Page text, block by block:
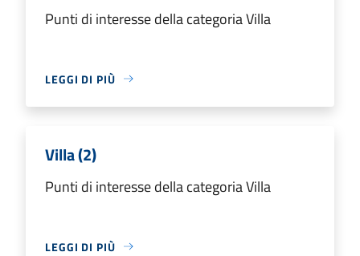
Punti di interesse della categoria Villa
LEGGI DI PIÙ
Villa (2)
Punti di interesse della categoria Villa
LEGGI DI PIÙ